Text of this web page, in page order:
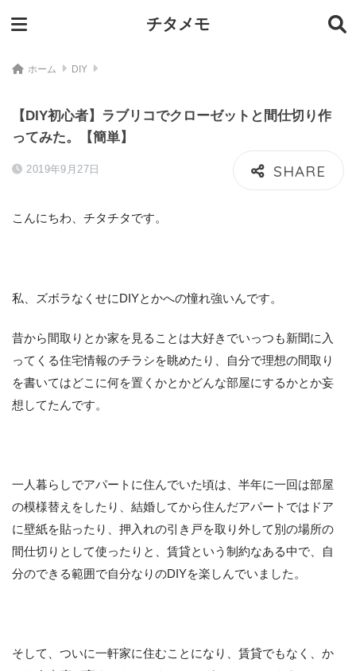
チタメモ
ホーム DIY
【DIY初心者】ラブリコでクローゼットと間仕切り作
ってみた。【簡単】
2019年9月27日
こんにちわ、チタチタです。
私、ズボラなくせにDIYとかへの憧れ強いんです。
昔から間取りとか家を見ることは大好きでいっつも新聞に入
ってくる住宅情報のチラシを眺めたり、自分で理想の間取り
を書いてはどこに何を置くかとかどんな部屋にするかとか妄
想してたんです。
一人暮らしでアパートに住んでいた頃は、半年に一回は部屋
の模様替えをしたり、結婚してから住んだアパートではドア
に壁紙を貼ったり、押入れの引き戸を取り外して別の場所の
間仕切りとして使ったりと、賃貸という制約なある中で、自
分のできる範囲で自分なりのDIYを楽しんでいました。
そして、ついに一軒家に住むことになり、賃貸でもなく、か